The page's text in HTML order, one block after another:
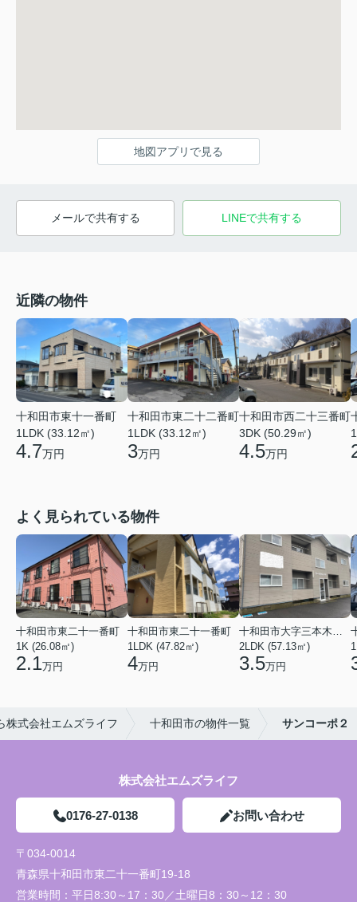
地図アプリで見る
メールで共有する LINEで共有する
近隣の物件
十和田市東十一番町
1LDK (33.12㎡)
4.7万円
十和田市東二十二番町
1LDK (33.12㎡)
3万円
十和田市西二十三番町
3DK (50.29㎡)
4.5万円
よく見られている物件
十和田市東二十一番町
1K (26.08㎡)
2.1万円
十和田市東二十一番町
1LDK (47.82㎡)
4万円
2LDK (57.13㎡)
3.5万円
株式会社エムズライフ 十和田市の物件一覧 サンコーポ２
株式会社エムズライフ
0176-27-0138 お問い合わせ
〒034-0014
青森県十和田市東二十一番町19-18
営業時間： 平日8:30～17：30／土曜日8：30～12：30